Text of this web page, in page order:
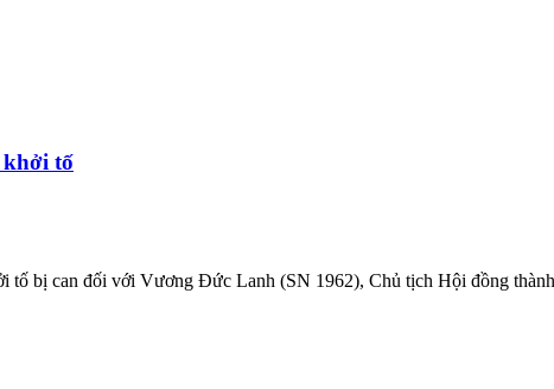
khởi tố
tố bị can đối với Vương Đức Lanh (SN 1962), Chủ tịch Hội đồng